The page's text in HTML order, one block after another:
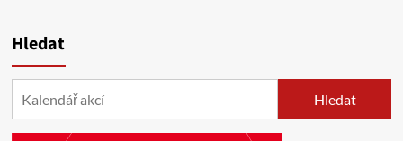
Hledat
Hledat